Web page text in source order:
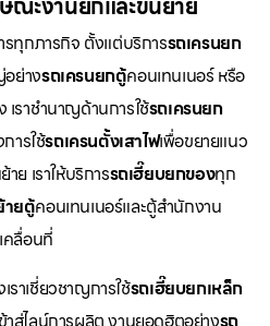
รทุกภารกิจ ตั้งแต่บริการรถเครนยก
ย่างรถเครนยกตู้คอนเทนเนอร์ หรือ
เราชำนาญด้านการใช้รถเครนยก
ารใช้รถเครนตั้งเสาไฟเพื่อขยายแนว
ย เราให้บริการรถเฮี๊ยบยกของทุก
ายตู้คอนเทนเนอร์และตู้สำนักงาน
เคลื่อนที่
าเชี่ยวชาญการใช้รถเฮี๊ยบยกเหล็ก